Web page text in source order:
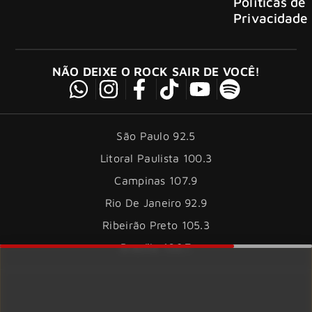
Privacidade
NÃO DEIXE O ROCK SAIR DE VOCÊ!
São Paulo 92.5
Litoral Paulista 100.3
Campinas 107.9
Rio De Janeiro 92.9
Ribeirão Preto 105.3
Brasília 106.7